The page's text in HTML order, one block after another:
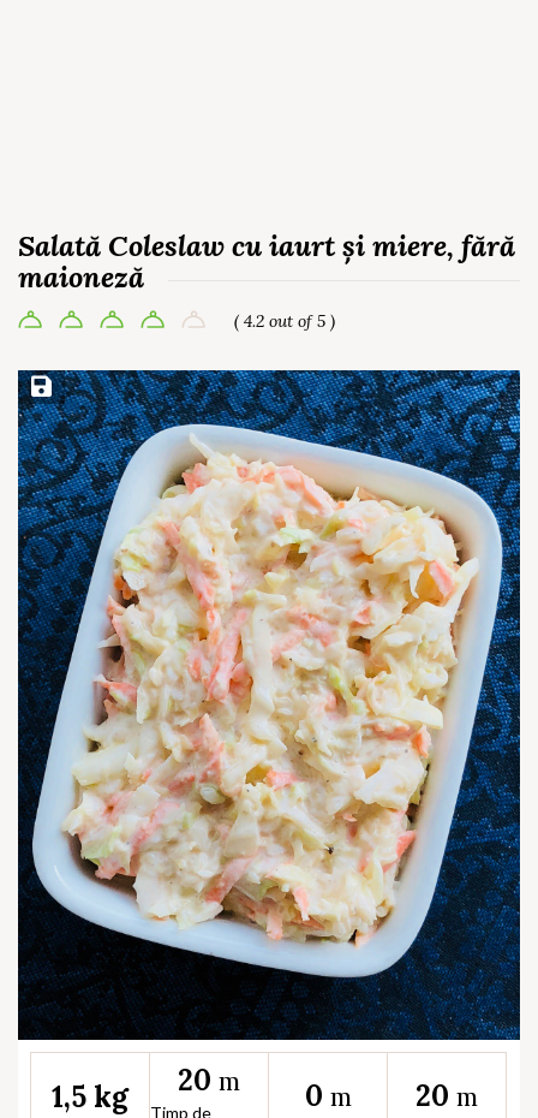
Salată Coleslaw cu iaurt și miere, fără
maioneză
( 4.2 out of 5 )
Save Recipe
1,5 kg 20 m
Timp de
0 m 20 m